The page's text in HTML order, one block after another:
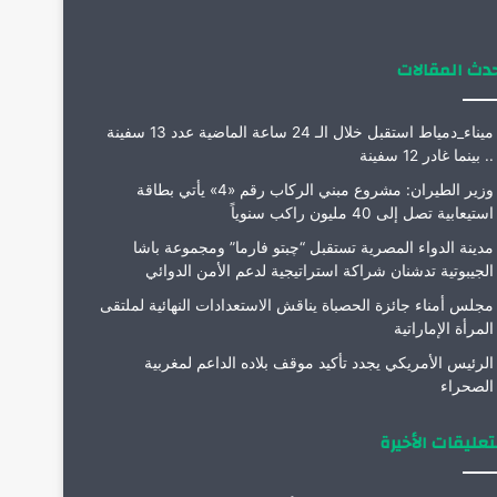
المقالات
ميناء_دمياط استقبل خلال الـ 24 ساعة الماضية عدد 13 سفينة
.. بينما غادر 12 سفينة
وزير الطيران: مشروع مبني الركاب رقم «4» يأتي بطاقة
استيعابية تصل إلى 40 مليون راكب سنوياً
مدينة الدواء المصرية تستقبل “چبتو فارما” ومجموعة باشا
الجيبوتية تدشنان شراكة استراتيجية لدعم الأمن الدوائي
مجلس أمناء جائزة الحصباة يناقش الاستعدادات النهائية لملتقى
المرأة الإماراتية
الرئيس الأمريكي يجدد تأكيد موقف بلاده الداعم لمغربية
الصحراء
الأخيرة